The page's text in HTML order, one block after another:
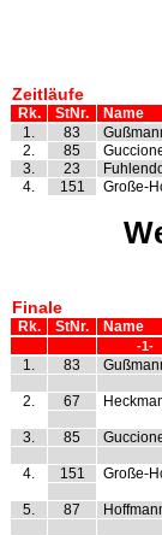
Zeitläufe
Rk. StNr. Name
1.
83
2.
85
3.
23
4.
151 Große-
Finale
Rk. StNr. Name
-1-
1. 83
2. 67
3. 85
4. 151 Große-
5. 87